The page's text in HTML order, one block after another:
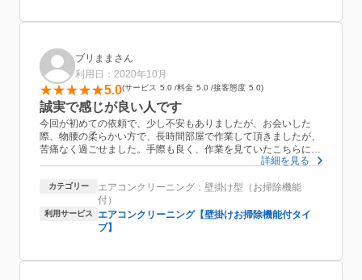
ブリままさん
利用日：2020年10月
5.0 サービス 5.0 料金 5.0 接客態度 5.0
誠実で感じが良い人です
今回が初めての依頼で、少し不安もありましたが、お会いした
際、物腰の柔らかい方で、長時間部屋で作業して頂きましたが、
苦痛なく過ごせました。手際も良く、作業を見ていたこちらに
も、配慮頂き取れた汚れを確認もさせて頂きました。また、エア
て感謝しております。気になっていたカビ臭さが無くなり、大変
満足しております。
詳細を見る
カテゴリー
エアコンクリーニング：壁掛け型（お掃除機能
付）
利用サービス
エアコンクリーニング【壁掛けお掃除機能付タイ
プ】